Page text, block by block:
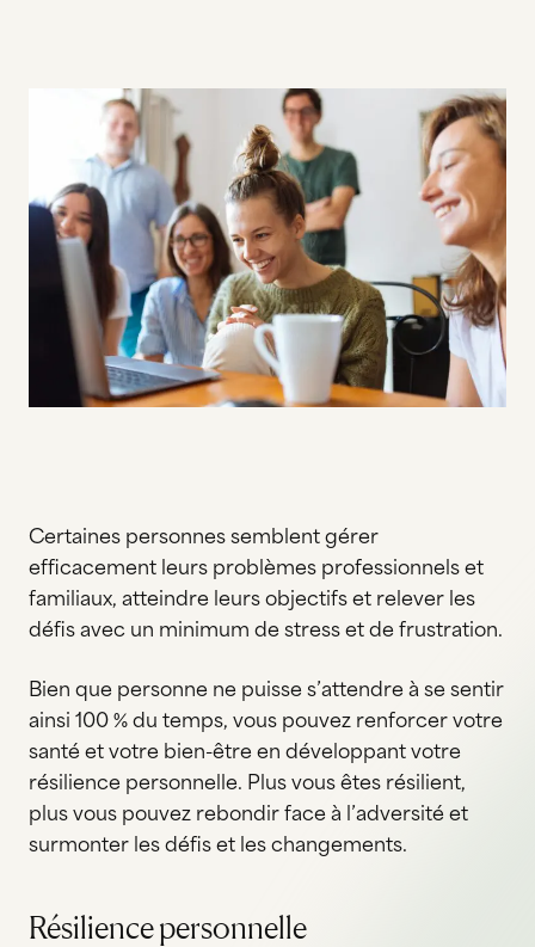
Certaines personnes semblent gérer
efficacement leurs problèmes professionnels et
familiaux, atteindre leurs objectifs et relever les
défis avec un minimum de stress et de frustration.
Bien que personne ne puisse s’attendre à se sentir
ainsi 100 % du temps, vous pouvez renforcer votre
santé et votre bien-être en développant votre
résilience personnelle. Plus vous êtes résilient,
plus vous pouvez rebondir face à l’adversité et
surmonter les défis et les changements.
Résilience personnelle